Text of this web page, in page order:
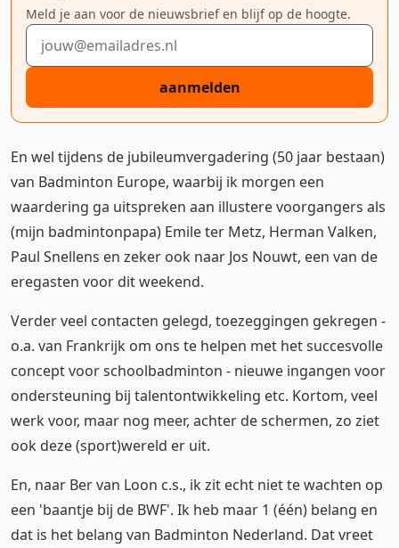
Meld je aan voor de nieuwsbrief en blijf op de hoogte.
E-mailadres
aanmelden
En wel tijdens de jubileumvergadering (50 jaar bestaan)
van Badminton Europe, waarbij ik morgen een
waardering ga uitspreken aan illustere voorgangers als
(mijn badmintonpapa) Emile ter Metz, Herman Valken,
Paul Snellens en zeker ook naar Jos Nouwt, een van de
eregasten voor dit weekend.
Verder veel contacten gelegd, toezeggingen gekregen -
o.a. van Frankrijk om ons te helpen met het succesvolle
concept voor schoolbadminton - nieuwe ingangen voor
ondersteuning bij talentontwikkeling etc. Kortom, veel
werk voor, maar nog meer, achter de schermen, zo ziet
ook deze (sport)wereld er uit.
En, naar Ber van Loon c.s., ik zit echt niet te wachten op
een 'baantje bij de BWF'. Ik heb maar 1 (één) belang en
dat is het belang van Badminton Nederland. Dat vreet